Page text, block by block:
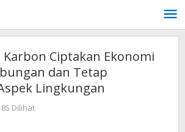
Karbon Ciptakan Ekonomi
dan Tetap
Lingkungan
85 Dilihat